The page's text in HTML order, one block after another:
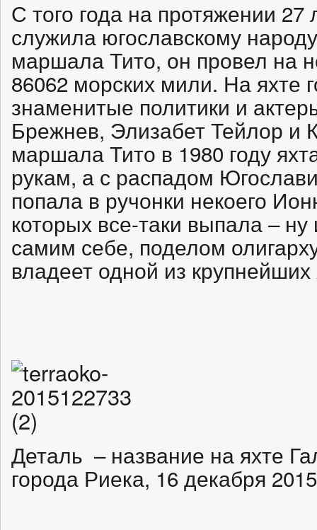
С того года на протяжении
служила югославскому
маршала Тито, он провел на
86062 морских мили. На яхте
знаменитые политики и
Брежнев, Элизабет Тейлор и
маршала Тито в 1980 году
рукам, а с распадом
попала в ручонки некоего
которых все-таки выпала –
самим себе, поделом
владеет одной из
Деталь – название на яхте
города Риека, 16 декабря